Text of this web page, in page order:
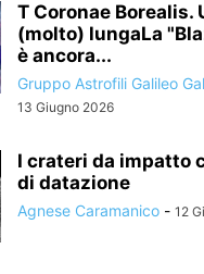
T Coronae Borealis.
(molto) lungaLa
è ancora...
Gruppo Astrofili Galileo
13 Giugno 2026
I crateri da impatto
di datazione
Agnese Caramanico - 12